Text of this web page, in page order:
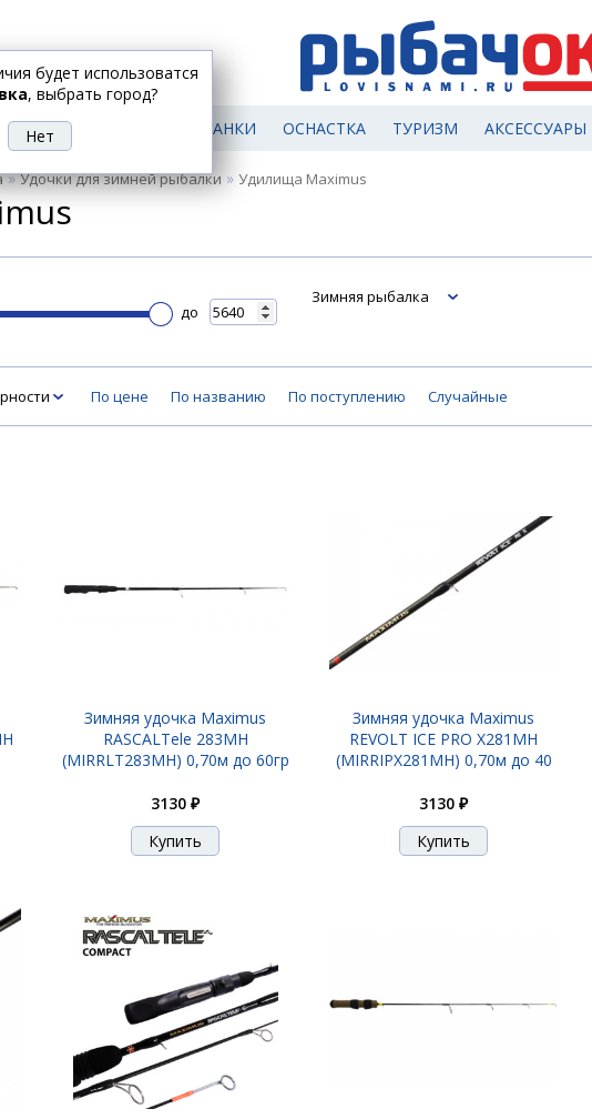
будет использоватся
, выбрать город?
КАТУШКИ ПРИМАНКИ ОСНАСТКА ТУРИЗМ АКСЕССУАРЫ
»Удочки для зимней рыбалки » Удилища Maximus
до
Зимняя рыбалка
По цене По названию По поступлению Случайные
Зимняя удочка Maximus
RASCALTele 283MH
(MIRRLT283MH) 0,70м до 60гр
3130 ₽
Зимняя удочка Maximus
REVOLT ICE PRO X281MH
(MIRRIPX281MH) 0,70м до 40
3130 ₽